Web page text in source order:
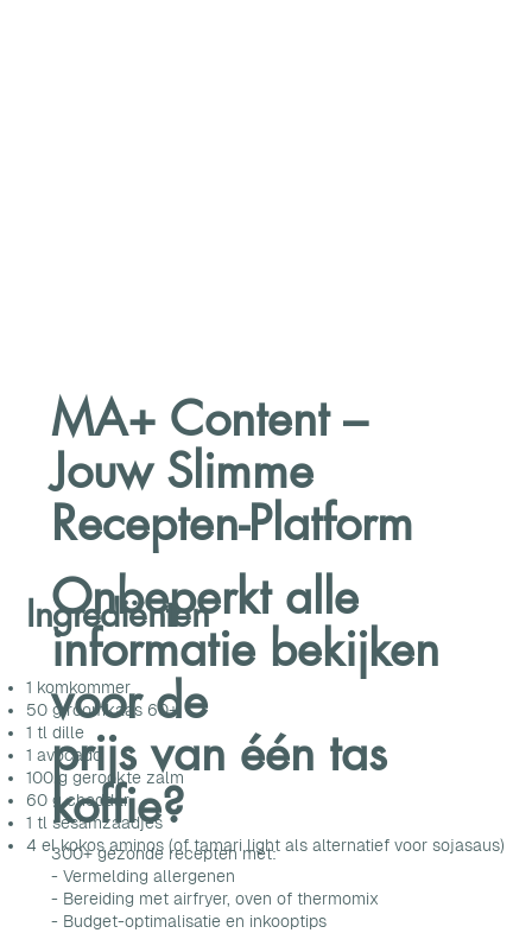
Ingrediënten
1 komkommer
50 g roomkaas 60+
1 tl dille
1 avocado
100 g gerookte zalm
60 g cheddar
1 tl sesamzaadjes
4 el kokos aminos (of tamari light als alternatief voor sojasaus)
MA+ Content –
Jouw Slimme
Recepten-Platform
Onbeperkt alle
informatie bekijken
voor de
prijs van één tas
koffie?
300+ gezonde recepten met:
- Vermelding allergenen
- Bereiding met airfryer, oven of thermomix
- Budget-optimalisatie en inkooptips